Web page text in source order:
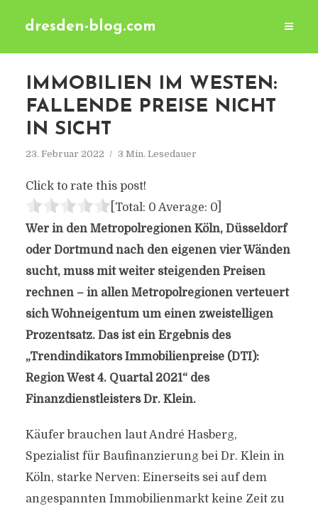
dresden-blog.com
IMMOBILIEN IM WESTEN:
FALLENDE PREISE NICHT
IN SICHT
23. Februar 2022 3 Min. Lesedauer
Click to rate this post!
[Total: 0 Average: 0]
Wer in den Metropolregionen Köln, Düsseldorf
oder Dortmund nach den eigenen vier Wänden
sucht, muss mit weiter steigenden Preisen
rechnen – in allen Metropolregionen verteuert
sich Wohneigentum um einen zweistelligen
Prozentsatz. Das ist ein Ergebnis des
„Trendindikators Immobilienpreise (DTI):
Region West 4. Quartal 2021“ des
Finanzdienstleisters Dr. Klein.
Käufer brauchen laut André Hasberg,
Spezialist für Baufinanzierung bei Dr. Klein in
Köln, starke Nerven: Einerseits sei auf dem
angespannten Immobilienmarkt keine Zeit zu